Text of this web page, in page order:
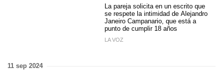
La pareja solicita en un escrito que
se respete la intimidad de Alejandro
Janeiro Campanario, que está a
punto de cumplir 18 años
LA VOZ
11 sep 2024